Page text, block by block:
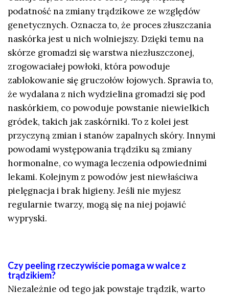
podatność na zmiany trądzikowe ze względów
genetycznych. Oznacza to, że proces złuszczania
naskórka jest u nich wolniejszy. Dzięki temu na
skórze gromadzi się warstwa niezłuszczonej,
zrogowaciałej powłoki, która powoduje
zablokowanie się gruczołów łojowych. Sprawia to,
że wydalana z nich wydzielina gromadzi się pod
naskórkiem, co powoduje powstanie niewielkich
gródek, takich jak zaskórniki. To z kolei jest
przyczyną zmian i stanów zapalnych skóry. Innymi
powodami występowania trądziku są zmiany
hormonalne, co wymaga leczenia odpowiednimi
lekami. Kolejnym z powodów jest niewłaściwa
pielęgnacja i brak higieny. Jeśli nie myjesz
regularnie twarzy, mogą się na niej pojawić
wypryski.
Czy peeling rzeczywiście pomaga w walce z
trądzikiem?
Niezależnie od tego jak powstaje trądzik, warto